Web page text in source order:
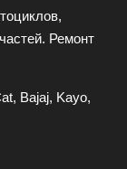
Ремонт
Bajaj, Kayo,